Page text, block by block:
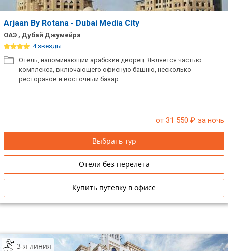
Arjaan By Rotana - Dubai Media City
ОАЭ , Дубай Джумейра
4 звезды
Отель, напоминающий арабский дворец. Является частью
комплекса, включающего офисную башню, несколько
ресторанов и восточный базар.
от 31 550 ₽ за ночь
Выбрать тур
Отели без перелета
Купить путевку в офисе
3-я линия